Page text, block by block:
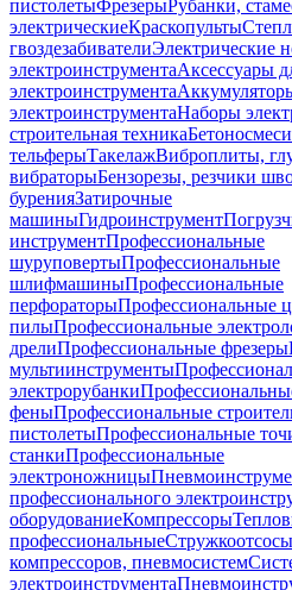
пистолетыФрезерыРубанки,
электрическиеКраскопульты
гвоздезабивателиЭлектрические
электроинструментаАксессуары
электроинструмента
электроинструментаНаборы
строительная техника
тельферыТакелажВиброплиты,
вибраторыБензорезы, резчики
буренияЗатирочные
машиныГидроинструмент
инструментПрофессиональные
шуруповертыПрофессиональные
шлифмашиныПрофессиональные
перфораторыПрофессиональные
пилыПрофессиональные
дрелиПрофессиональные фрезеры
мультиинструменты
электрорубанки
феныПрофессиональные
пистолетыПрофессиональные
станкиПрофессиональные
электроножницы
профессионального
оборудованиеКомпрессоры
профессиональныеСтружкоотсосы
компрессоров, пневмосистем
электроинструмента